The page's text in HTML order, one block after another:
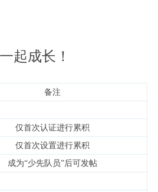
起成长！
备注
仅首次认证进行累积
仅首次设置进行累积
成为“少先队员”后可发帖